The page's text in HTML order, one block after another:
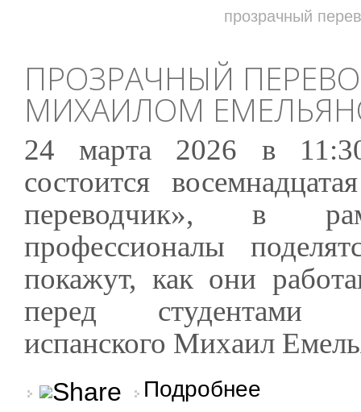
прозрачный
ПРОЗРАЧНЫЙ
МИХАИЛОМ
24 марта 2026 в
состоится
переводчик», в
профессионалы
покажут, как они
перед студентами
испанского Михаил
Подробнее